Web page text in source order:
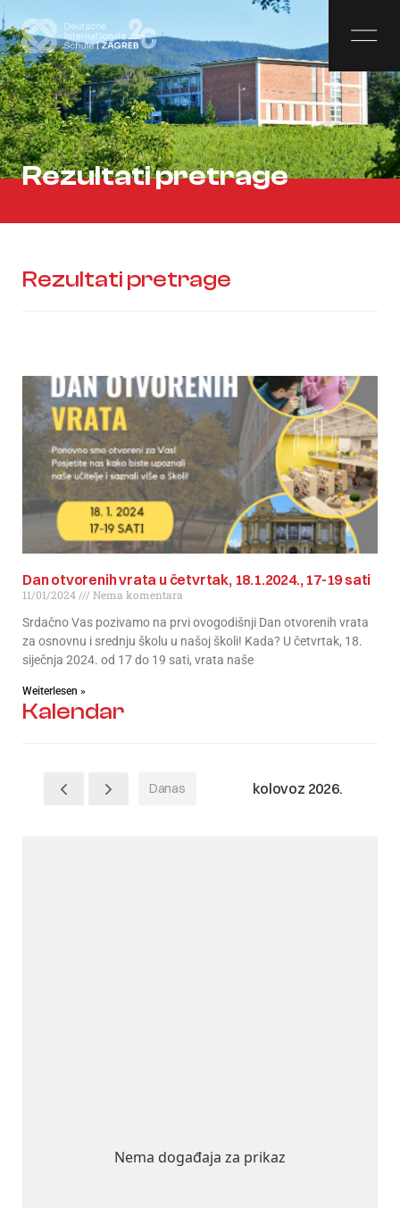
Rezultati pretrage
Rezultati pretrage
Dan otvorenih vrata u četvrtak, 18.1.2024., 17-19 sati
11/01/2024
Nema komentara
Srdačno Vas pozivamo na prvi ovogodišnji Dan otvorenih vrata
za osnovnu i srednju školu u našoj školi! Kada? U četvrtak, 18.
siječnja 2024. od 17 do 19 sati, vrata naše
Weiterlesen »
Kalendar
Danas kolovoz 2026.
Nema događaja za prikaz